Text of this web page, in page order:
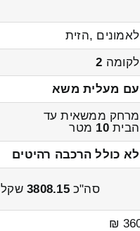
לאמונים ,הזית
לקומה 2
עם מעלית משא
מרחק ממשאית עד
הבית10 מטר
לא כולל הרכבה רהיטים
סה"כ3808.15שקל